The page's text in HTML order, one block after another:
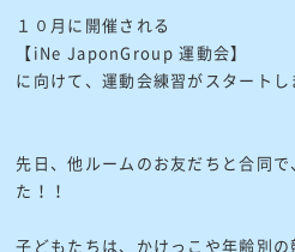
１０月に開催される
【iNe JaponGroup 運動会】
に向けて、運動会練習がスタートし
先日、他ルームのお友だちと合同
た！！
子どもたちは、かけっこや年齢別